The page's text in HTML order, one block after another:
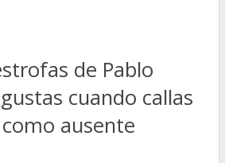
de Pablo
cuando callas
ausente